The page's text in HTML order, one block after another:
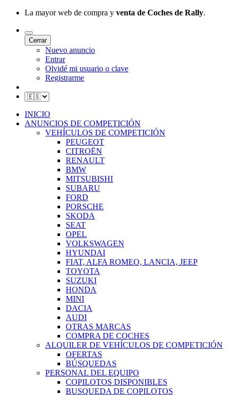
La mayor web de compra y venta de Coches de Rally.
Cerrar
Nuevo anuncio
Entrar
Olvidé mi usuario o clave
Registrarme
INICIO
ANUNCIOS DE COMPETICIÓN
VEHÍCULOS DE COMPETICIÓN
PEUGEOT
CITROËN
RENAULT
BMW
MITSUBISHI
SUBARU
FORD
PORSCHE
SKODA
SEAT
OPEL
VOLKSWAGEN
HYUNDAI
FIAT, ALFA ROMEO, LANCIA, JEEP
TOYOTA
SUZUKI
HONDA
MINI
DACIA
AUDI
OTRAS MARCAS
COMPRA DE COCHES
ALQUILER DE VEHÍCULOS DE COMPETICIÓN
OFERTAS
BÚSQUEDAS
PERSONAL DEL EQUIPO
COPILOTOS DISPONIBLES
BUSQUEDA DE COPILOTOS